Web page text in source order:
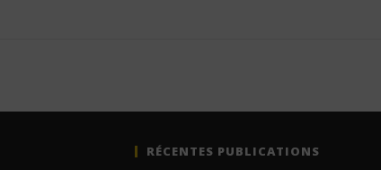
RÉCENTES PUBLICATIONS